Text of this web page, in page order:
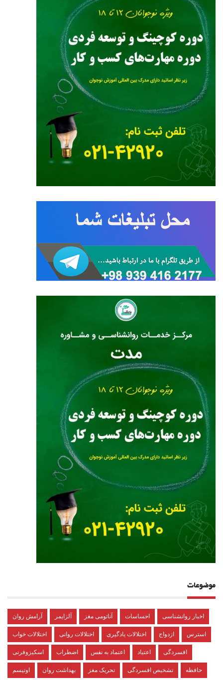
موضوعات
آرامش روان آلزایمر آناتومی مغز احساسات اخبار روانشناسی
اختلالات خواب اختلالات روانی اختلالات یادگیری ازدواج استرس
اسکیزوفرنی اضطراب اعتماد به نفس اعتیاد افسردگی
اوتیسم بهداشت روان تحریک مغز تشخیص افسردگی حافظه